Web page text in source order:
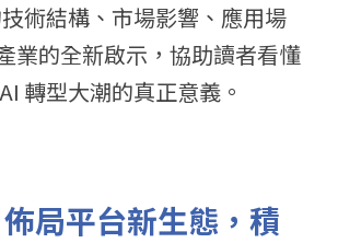
術結構、市場影響、應用場
業的全新啟示，協助讀者看懂
轉型大潮的真正意義。
局平台新生態， 積